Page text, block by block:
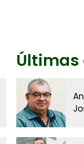
Últimas